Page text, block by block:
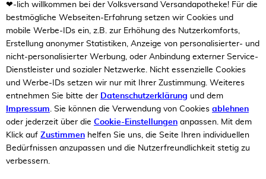
❤-lich willkommen bei der Volksversand Versandapotheke! Für die
bestmögliche Webseiten-Erfahrung setzen wir Cookies und
mobile Werbe-IDs ein, z.B. zur Erhöhung des Nutzerkomforts,
Erstellung anonymer Statistiken, Anzeige von personalisierter- und
nicht-personalisierter Werbung, oder Anbindung externer Service-
Dienstleister und sozialer Netzwerke. Nicht essenzielle Cookies
und Werbe-IDs setzen wir nur mit Ihrer Zustimmung. Weiteres
entnehmen Sie bitte der Datenschutzerklärung und dem
Impressum. Sie können die Verwendung von Cookies ablehnen
oder jederzeit über die Cookie-Einstellungen anpassen. Mit dem
Klick auf Zustimmen helfen Sie uns, die Seite Ihren individuellen
Bedürfnissen anzupassen und die Nutzerfreundlichkeit stetig zu
verbessern.